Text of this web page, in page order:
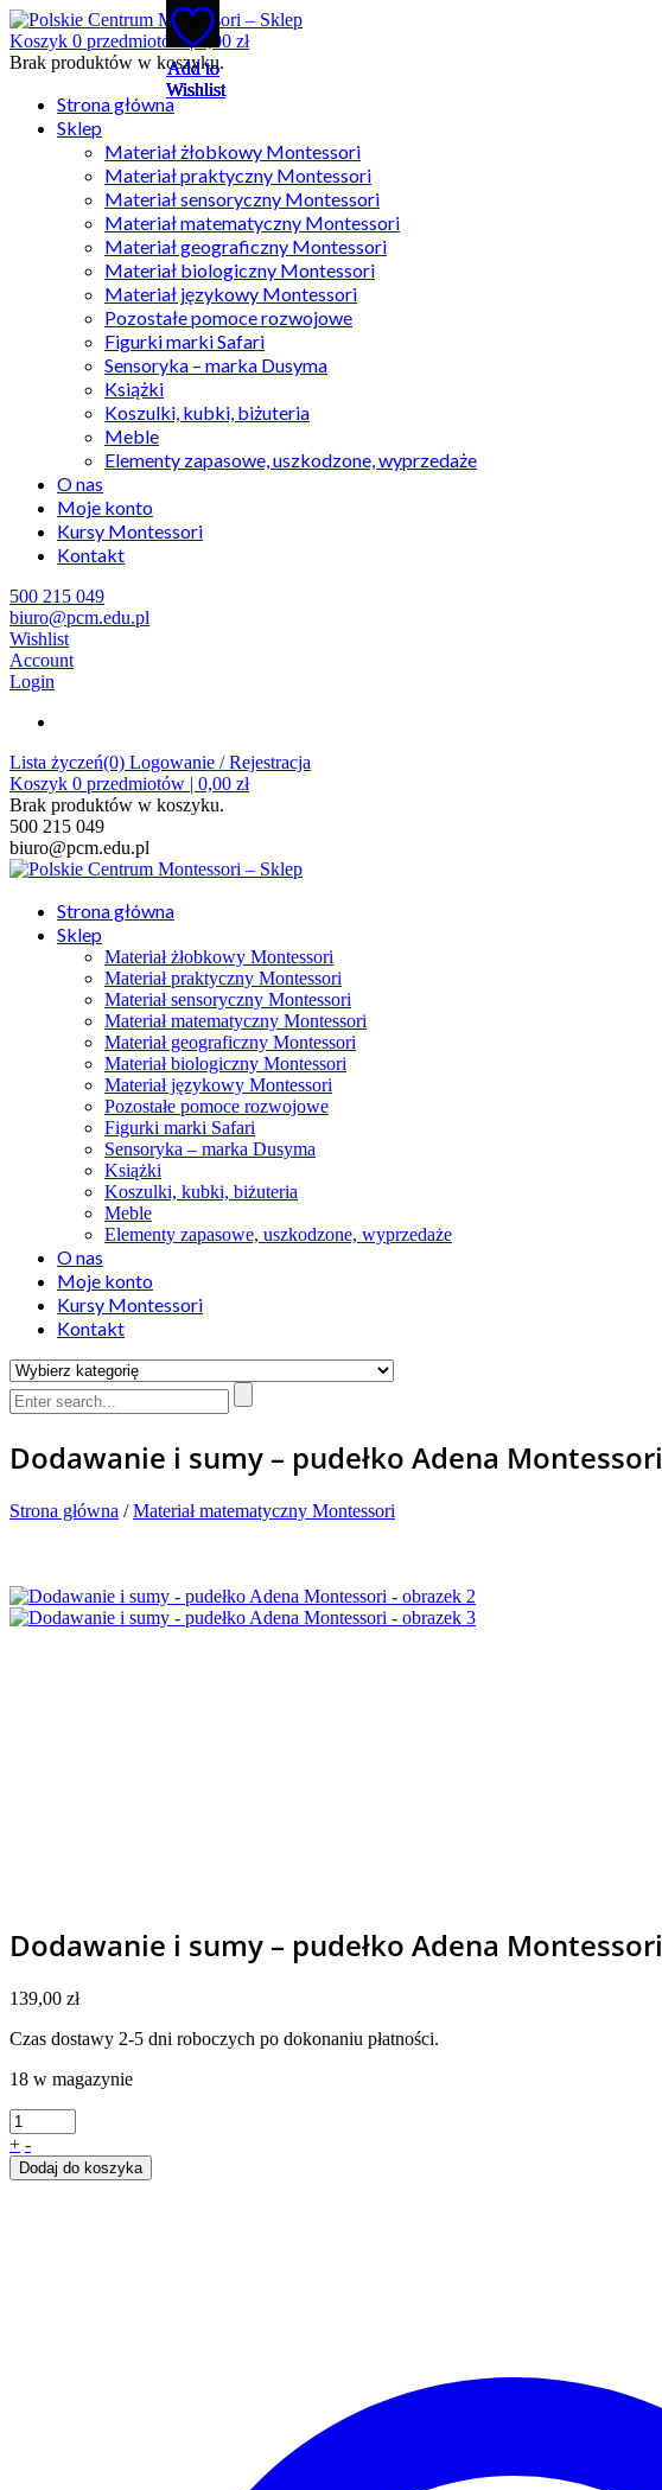
Koszyk 0 przedmiotów |0,00 zł
Brak produktów w koszyku.
Strona główna
Sklep
Materiał żłobkowy Montessori
Materiał praktyczny Montessori
Materiał sensoryczny Montessori
Materiał matematyczny Montessori
Materiał geograficzny Montessori
Materiał biologiczny Montessori
Materiał językowy Montessori
Pozostałe pomoce rozwojowe
Figurki marki Safari
Sensoryka – marka Dusyma
Książki
Koszulki, kubki, biżuteria
Meble
Elementy zapasowe, uszkodzone, wyprzedaże
O nas
Moje konto
Kursy Montessori
Kontakt
500 215 049
biuro@pcm.edu.pl
Wishlist
Account
Login
Lista życzeń(0) Logowanie / Rejestracja
Koszyk 0 przedmiotów | 0,00 zł
Brak produktów w koszyku.
500 215 049
biuro@pcm.edu.pl
Strona główna
Sklep
Materiał żłobkowy Montessori
Materiał praktyczny Montessori
Materiał sensoryczny Montessori
Materiał matematyczny Montessori
Materiał geograficzny Montessori
Materiał biologiczny Montessori
Materiał językowy Montessori
Pozostałe pomoce rozwojowe
Figurki marki Safari
Sensoryka – marka Dusyma
Książki
Koszulki, kubki, biżuteria
Meble
Elementy zapasowe, uszkodzone, wyprzedaże
O nas
Moje konto
Kursy Montessori
Kontakt
Dodawanie i sumy – pudełko Adena Montessori
Strona główna /Materiał matematyczny Montessori
Dodawanie i sumy – pudełko Adena Montessori
139,00 zł
Czas dostawy 2-5 dni roboczych po dokonaniu płatności.
18 w magazynie
+ -
Dodaj do koszyka
Add to
Wishlist
Add to
Wishlist
Add to
Wishlist
Add to
Wishlist
Add to
Wishlist